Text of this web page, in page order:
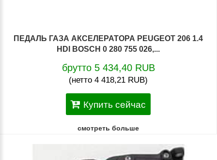
ПЕДАЛЬ ГАЗА АКСЕЛЕРАТОРА PEUGEOT 206 1.4
HDI BOSCH 0 280 755 026,...
брутто 5 434,40 RUB
(нетто 4 418,21 RUB)
Купить сейчас
смотреть больше